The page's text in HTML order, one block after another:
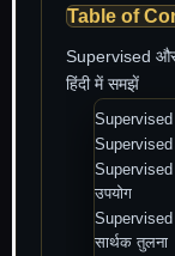
Table of
Supervised
हिंदी में समझें
उपयोग
सार्थक तुलना